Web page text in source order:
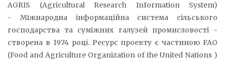
AGRIS (Agricultural Research Information System)
- Міжнародна інформаційна система сільського
господарства та суміжних галузей промисловості -
створена в 1974 році. Ресурс проекту є частиною FAO
(Food and Agriculture Organization of the United Nations )